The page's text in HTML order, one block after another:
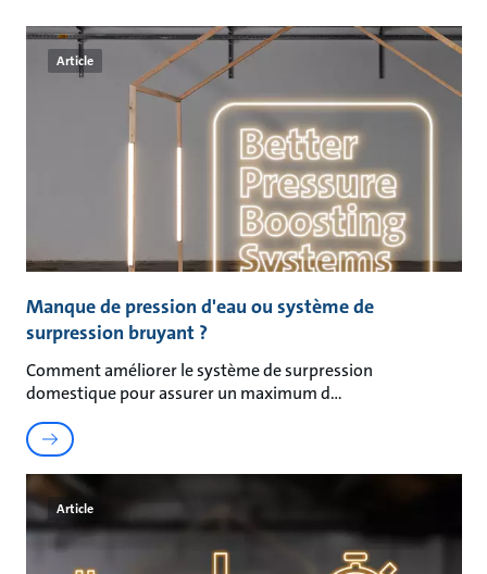
Article
Manque de pression d'eau ou système de
surpression bruyant ?
Comment améliorer le système de surpression
domestique pour assurer un maximum d
Article